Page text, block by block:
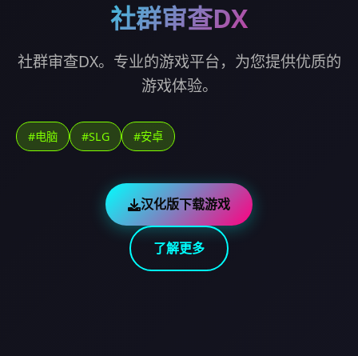
社群审查DX
社群审查DX。专业的游戏平台，为您提供优质的
游戏体验。
#电脑 #SLG #安卓
汉化版下载游戏
了解更多